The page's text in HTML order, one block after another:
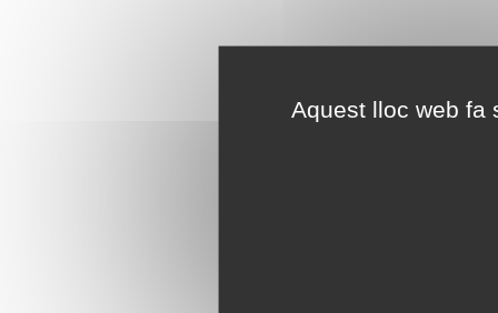
Aquest lloc web fa